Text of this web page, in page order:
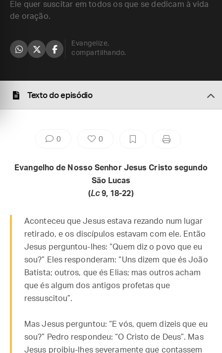
Ele quer suscitar em todos os que se dedicam à vida
de oração.
Evangelize,
compartilhando.
Texto do episódio
0 0
Evangelho de Nosso Senhor Jesus Cristo segundo
São Lucas
(Lc9, 18-22)
Aconteceu que Jesus estava rezando num lugar
retirado, e os discípulos estavam com ele. Então
Jesus perguntou-lhes: “Quem diz o povo que eu
sou?” Eles responderam: “Uns dizem que és João
Batista; outros, que és Elias; mas outros acham
que és algum dos antigos profetas que
ressuscitou”.
Mas Jesus perguntou: “E vós, quem dizeis que eu
sou?” Pedro respondeu: “O Cristo de Deus”. Mas
Jesus proibiu-lhes severamente que contassem